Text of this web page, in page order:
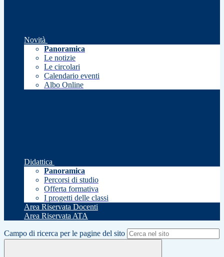
Novità
Panoramica
Le notizie
Le circolari
Calendario eventi
Albo Online
Didattica
Panoramica
Percorsi di studio
Offerta formativa
I progetti delle classi
Area Riservata Docenti
Area Riservata ATA
Campo di ricerca per le pagine del sito